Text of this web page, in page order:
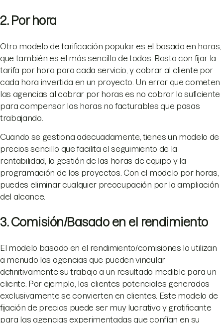
2. Por hora
Otro modelo de tarificación popular es el basado en horas,
que también es el más sencillo de todos. Basta con fijar la
tarifa por hora para cada servicio, y cobrar al cliente por
cada hora invertida en un proyecto. Un error que cometen
las agencias al cobrar por horas es no cobrar lo suficiente
para compensar las horas no facturables que pasas
trabajando.
Cuando se gestiona adecuadamente, tienes un modelo de
precios sencillo que facilita el seguimiento de la
rentabilidad, la gestión de las horas de equipo y la
programación de los proyectos. Con el modelo por horas,
puedes eliminar cualquier preocupación por la ampliación
del alcance.
3. Comisión/Basado en el rendimiento
El modelo basado en el rendimiento/comisiones lo utilizan
a menudo las agencias que pueden vincular
definitivamente su trabajo a un resultado medible para un
cliente. Por ejemplo, los clientes potenciales generados
exclusivamente se convierten en clientes. Este modelo de
fijación de precios puede ser muy lucrativo y gratificante
para las agencias experimentadas que confían en su